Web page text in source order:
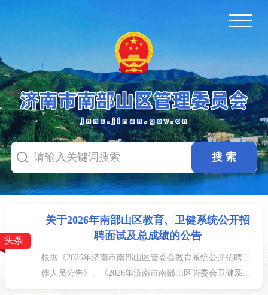
头条
关于2026年南部山区教育、卫健系统公开招
聘面试及总成绩的公告
根据《2026年济南市南部山区管委会教育系统公开招聘工
作人员公告》、《2026年济南市南部山区管委会卫健系统